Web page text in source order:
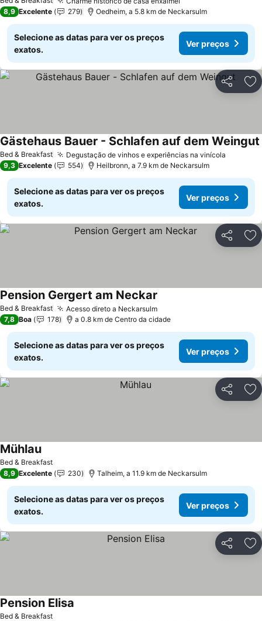
8,9 Excelente 279 Oedheim, a 5.8 km de Neckarsulm
Selecione as datas para ver os preços
exatos.
Ver preços
Partilhar
Bed & Breakfast Degustação de vinhos e experiências na vinícola
Gästehaus Bauer - Schlafen auf dem Weingut
9,3 Excelente 554 Heilbronn, a 7.9 km de Neckarsulm
Selecione as datas para ver os preços
exatos.
Ver preços
Partilhar
Bed & Breakfast Acesso direto a Neckarsulm
Pension Gergert am Neckar
7,8 Boa 178 a 0.8 km de Centro da cidade
Selecione as datas para ver os preços
exatos.
Ver preços
Partilhar
Bed & Breakfast
Mühlau
8,9 Excelente 230 Talheim, a 11.9 km de Neckarsulm
Selecione as datas para ver os preços
exatos.
Ver preços
Partilhar
Bed & Breakfast
Pension Elisa